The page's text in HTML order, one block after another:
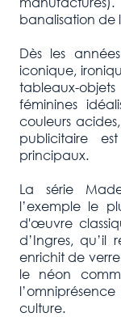
banalisation de
Dès les
iconique,
tableaux-
féminines
couleurs
publicitaire
principaux.
La série
l’exemple le
d'œuvre
d’Ingres, qu’il
enrichit de
le néon
culture.